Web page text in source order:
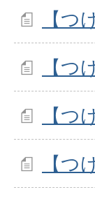
【つ
【つ
【つ
【つ